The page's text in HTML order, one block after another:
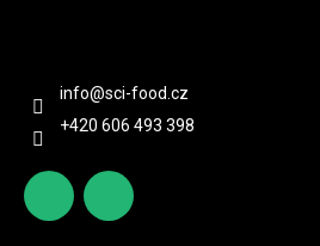
info@sci-food.cz
+420 606 493 398